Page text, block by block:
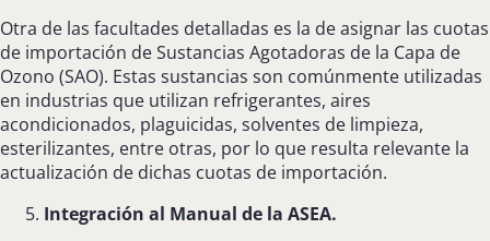
Otra de las facultades detalladas es la de asignar las cuotas
de importación de Sustancias Agotadoras de la Capa de
Ozono (SAO). Estas sustancias son comúnmente utilizadas
en industrias que utilizan refrigerantes, aires
acondicionados, plaguicidas, solventes de limpieza,
esterilizantes, entre otras, por lo que resulta relevante la
actualización de dichas cuotas de importación.
Integración al Manual de la ASEA.